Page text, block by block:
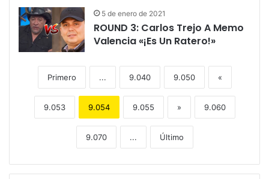
5 de enero de 2021
ROUND 3: Carlos Trejo A Memo
Valencia «¡Es Un Ratero!»
Primero ... 9.040 9.050 «
9.053 9.054 9.055 » 9.060
9.070 ... Último